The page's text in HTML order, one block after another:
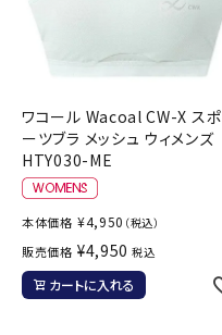
ワコール Wacoal CW-X スポ
ーツブラ メッシュ ウィメンズ
HTY030-ME
本体価格 ¥4,950 （税込）
販売価格 ¥4,950 税込
カートに入れる